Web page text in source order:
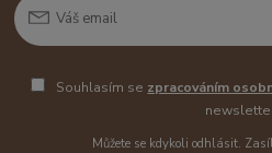
Souhlasím se zpracováním
Můžete se kdykoli odhlásit.